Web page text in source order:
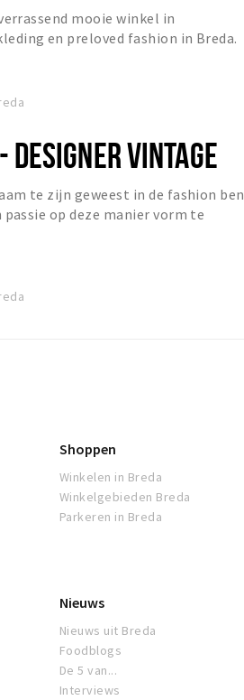
mooie winkel in
en preloved fashion in Breda.
DESIGNER VINTAGE
te zijn geweest in de fashion ben
op deze manier vorm te
Shoppen
Winkelen in Breda
Winkelgebieden Breda
Parkeren in Breda
Nieuws
Nieuws uit Breda
Foodblogs
De 5 van...
Interviews